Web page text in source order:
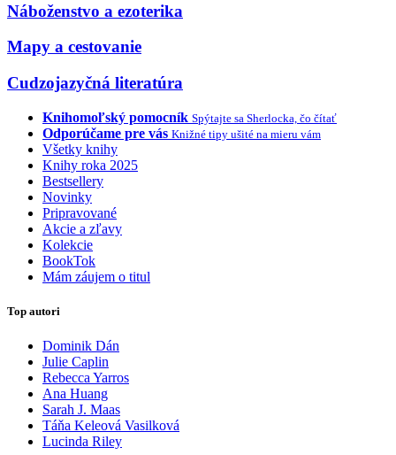
Náboženstvo a ezoterika
Mapy a cestovanie
Cudzojazyčná literatúra
Knihomoľský pomocník Spýtajte sa Sherlocka, čo čítať
Odporúčame pre vás Knižné tipy ušité na mieru vám
Všetky knihy
Knihy roka 2025
Bestsellery
Novinky
Pripravované
Akcie a zľavy
Kolekcie
BookTok
Mám záujem o titul
Top autori
Dominik Dán
Julie Caplin
Rebecca Yarros
Ana Huang
Sarah J. Maas
Táňa Keleová Vasilková
Lucinda Riley